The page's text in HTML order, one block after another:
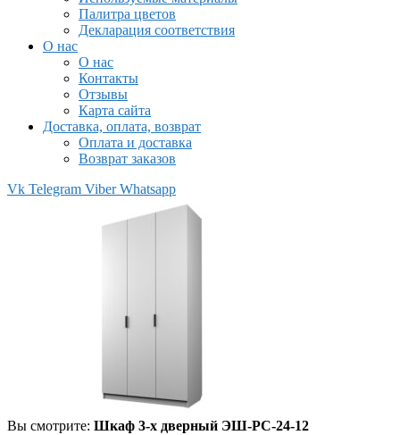
Палитра цветов
Декларация соответствия
О нас
О нас
Контакты
Отзывы
Карта сайта
Доставка, оплата, возврат
Оплата и доставка
Возврат заказов
Vk Telegram Viber Whatsapp
Вы смотрите: Шкаф 3-х дверный ЭШ-РС-24-12